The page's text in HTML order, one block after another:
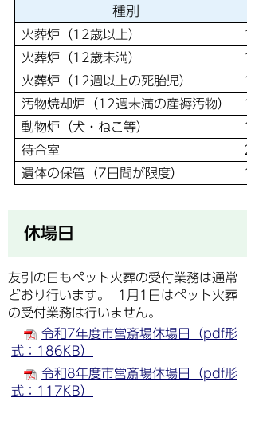
種別
火葬炉（12歳以上）
1
火葬炉（12歳未満）
1
火葬炉（12週以上の死胎児）
1
汚物焼却炉（12週未満の産褥汚物）
1
動物炉（犬・ねこ等）
1
待合室
2
遺体の保管（7日間が限度）
1
休場日
友引の日もペット火葬の受付業務は通常
どおり行います。 1月1日はペット火葬
の受付業務は行いません。
令和7年度市営斎場休場日（pdf形
式：186KB）
令和8年度市営斎場休場日（pdf形
式：117KB）